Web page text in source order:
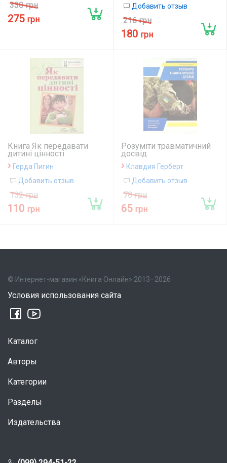
330 грн
275 грн
Добавить отзыв
216 грн
180 грн
Книга Як передавати
дитині цінності
› Герда Пигин
Добавить отзыв
132 грн
110 грн
Розуміти травматичний
досвід
› Клавдия Герберт
Добавить отзыв
78 грн
65 грн
© Интернет-магазин «Книга Онлайн» 2013–2026
Условия использования сайта
Каталог
Авторы
Категории
Разделы
Издательства